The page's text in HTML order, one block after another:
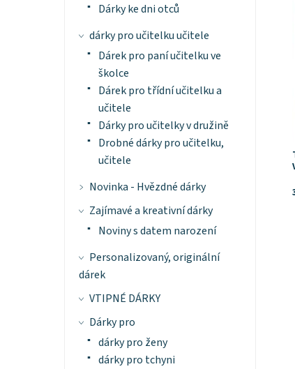
Dárky ke dni otců
dárky pro učitelku učitele
Dárek pro paní učitelku ve
školce
Dárek pro třídní učitelku a
učitele
Dárky pro učitelky v družině
Drobné dárky pro učitelku,
učitele
Novinka - Hvězdné dárky
Zajímavé a kreativní dárky
Noviny s datem narození
Personalizovaný, originální
dárek
VTIPNÉ DÁRKY
Dárky pro
dárky pro ženy
dárky pro tchyni